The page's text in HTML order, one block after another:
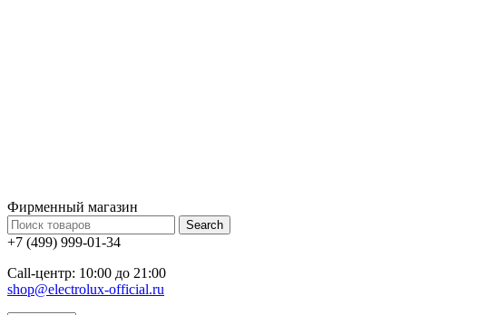
Фирменный магазин
Search
+7 (499) 999-01-34
Call-центр: 10:00 до 21:00
shop@electrolux-official.ru